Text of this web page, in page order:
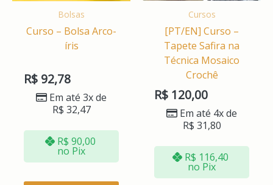
Bolsas
Curso – Bolsa Arco-
íris
R$ 92,78
Em até 3x de
R$ 32,47
R$ 90,00
no Pix
Cursos
[PT/EN] Curso –
Tapete Safira na
Técnica Mosaico
Crochê
R$ 120,00
Em até 4x de
R$ 31,80
R$ 116,40
no Pix
na
página
do